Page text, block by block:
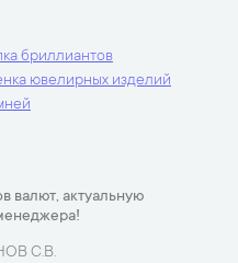
бриллиантов
ювелирных изделий
валют, актуальную
С.В.